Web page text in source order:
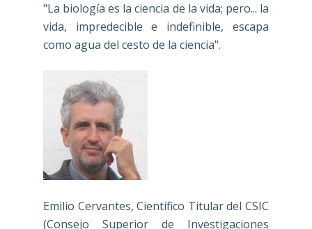
"La biología es la ciencia de la vida; pero... la
vida, impredecible e indefinible, escapa
como agua del cesto de la ciencia".
Emilio Cervantes, Científico Titular del CSIC
(Consejo Superior de Investigaciones